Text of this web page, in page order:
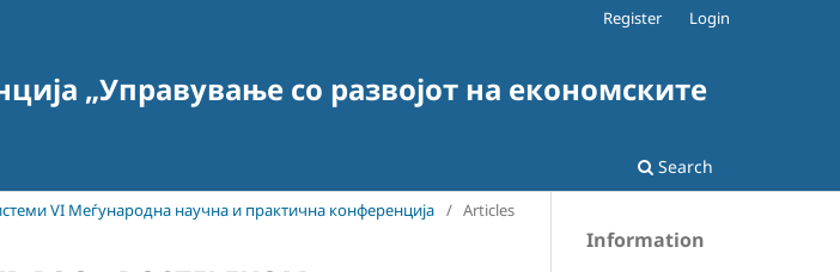
„Управување со развојот на економските
Search
Register Login
VI Меѓународна научна и практична конференција / Articles
Information